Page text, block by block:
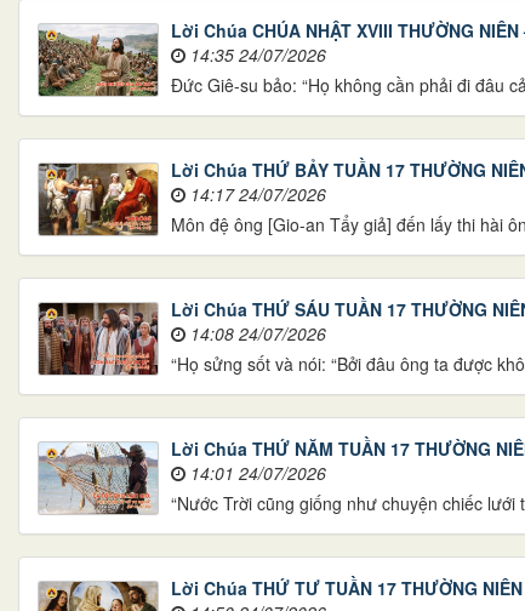
Lời Chúa CHÚA NHẬT XVIII THƯỜNG NIÊN
14:35 24/07/2026
Đức Giê-su bảo: “Họ không cần phải đi đâu
Lời Chúa THỨ BẢY TUẦN 17 THƯỜNG
14:17 24/07/2026
Môn đệ ông [Gio-an Tẩy giả] đến lấy thi hài
Lời Chúa THỨ SÁU TUẦN 17 THƯỜNG
14:08 24/07/2026
“Họ sửng sốt và nói: “Bởi đâu ông ta được
Lời Chúa THỨ NĂM TUẦN 17 THƯỜNG
14:01 24/07/2026
“Nước Trời cũng giống như chuyện chiếc
Lời Chúa THỨ TƯ TUẦN 17 THƯỜNG NIÊN